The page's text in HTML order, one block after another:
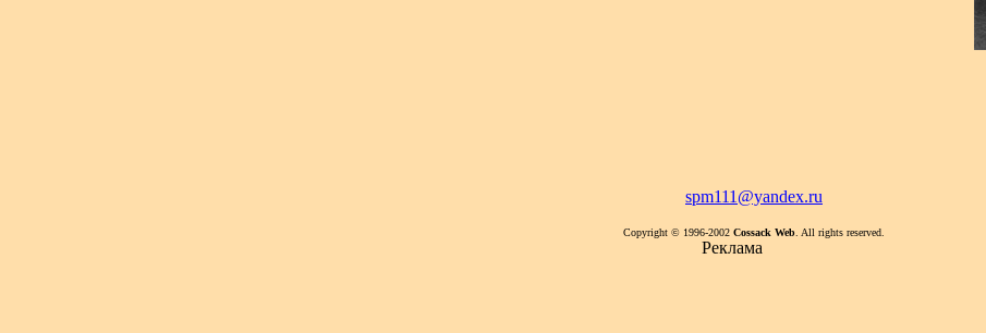
spm111@yandex.ru
Copyright © 1996-2002 Cossack Web . All rights reserved.
Реклама